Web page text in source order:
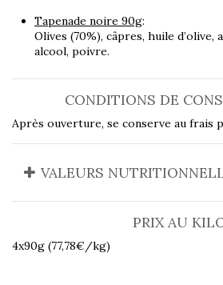
Tapenade noire 90g:
Olives (70%), câpres, huile d’olive,
alcool, poivre.
CONDITIONS DE
Après ouverture, se conserve au frais
VALEURS
PRIX AU
4x90g (77,78€/kg)